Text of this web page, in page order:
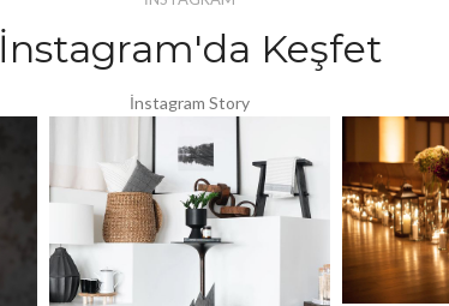
İnstagram'da Keşfet
İnstagram Story